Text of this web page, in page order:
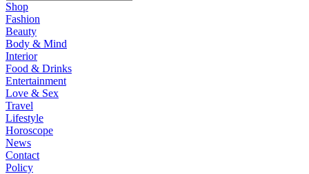
Shop
Fashion
Beauty
Body & Mind
Interior
Food & Drinks
Entertainment
Love & Sex
Travel
Lifestyle
Horoscope
News
Contact
Policy